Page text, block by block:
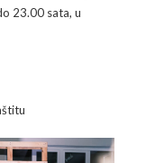
23.00 sata, u